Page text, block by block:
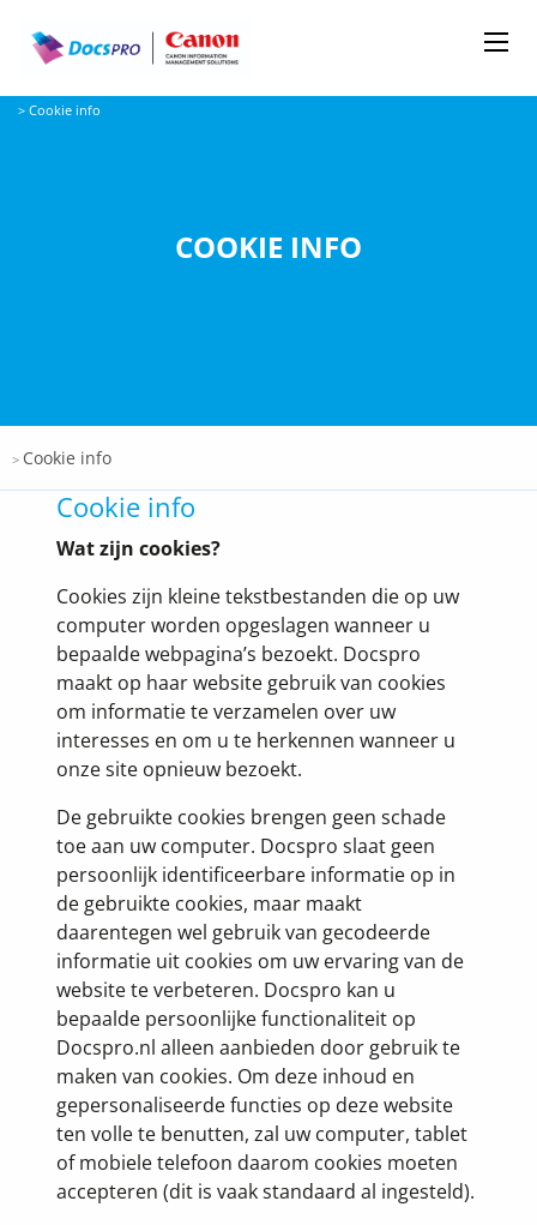
Docspro
> Cookie info
COOKIE INFO
Docspro
> Cookie info
Cookie info
Wat zijn cookies?
Cookies zijn kleine tekstbestanden die op uw
computer worden opgeslagen wanneer u
bepaalde webpagina’s bezoekt. Docspro
maakt op haar website gebruik van cookies
om informatie te verzamelen over uw
interesses en om u te herkennen wanneer u
onze site opnieuw bezoekt.
De gebruikte cookies brengen geen schade
toe aan uw computer. Docspro slaat geen
persoonlijk identificeerbare informatie op in
de gebruikte cookies, maar maakt
daarentegen wel gebruik van gecodeerde
informatie uit cookies om uw ervaring van de
website te verbeteren. Docspro kan u
bepaalde persoonlijke functionaliteit op
Docspro.nl alleen aanbieden door gebruik te
maken van cookies. Om deze inhoud en
gepersonaliseerde functies op deze website
ten volle te benutten, zal uw computer, tablet
of mobiele telefoon daarom cookies moeten
accepteren (dit is vaak standaard al ingesteld).